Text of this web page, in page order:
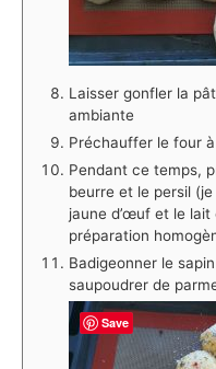
Laisser gonfler la
ambiante
Préchauffer le four à
Pendant ce temps,
beurre et le persil (je
jaune d’œuf et le
préparation
Badigeonner le
saupoudrer de
Save